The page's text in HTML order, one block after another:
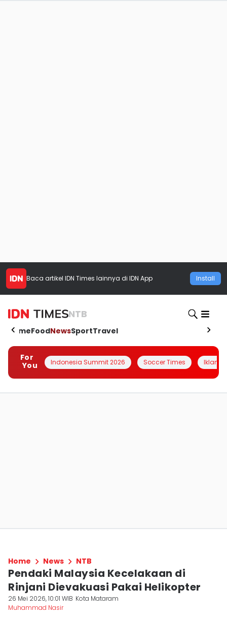
Baca artikel IDN Times lainnya di IDN App Install
NTB
HomeFoodNewsSportTravel
For
You
Indonesia Summit 2026 Soccer Times Iklanin
Home News NTB
Pendaki Malaysia Kecelakaan di
Rinjani Dievakuasi Pakai Helikopter
26 Mei 2026, 10:01 WIB Kota Mataram
Muhammad Nasir